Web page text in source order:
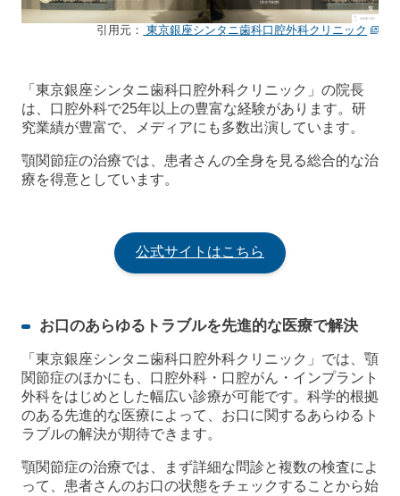
引用元： 東京銀座シンタニ歯科口腔外科クリニック
「東京銀座シンタニ歯科口腔外科クリニック」の院長
は、口腔外科で25年以上の豊富な経験があります。研
究業績が豊富で、メディアにも多数出演しています。
顎関節症の治療では、患者さんの全身を見る総合的な治
療を得意としています。
公式サイトはこちら
お口のあらゆるトラブルを先進的な医療で解決
「東京銀座シンタニ歯科口腔外科クリニック」では、顎
関節症のほかにも、口腔外科・口腔がん・インプラント
外科をはじめとした幅広い診療が可能です。科学的根拠
のある先進的な医療によって、お口に関するあらゆるト
ラブルの解決が期待できます。
顎関節症の治療では、まず詳細な問診と複数の検査によ
って、患者さんのお口の状態をチェックすることから始